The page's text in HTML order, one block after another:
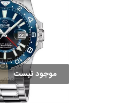
موجود نیست